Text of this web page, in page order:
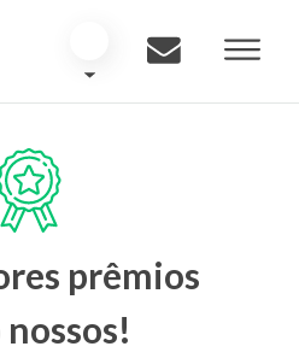
prêmios
nossos!